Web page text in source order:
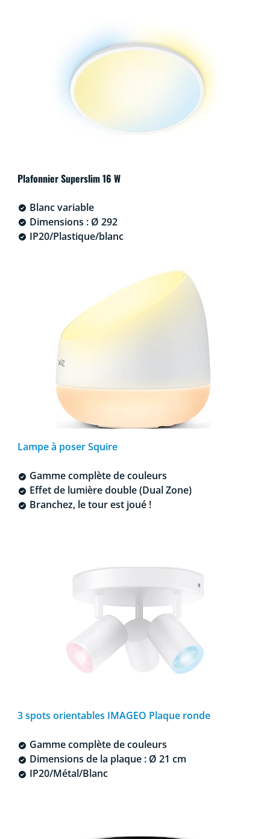
Plafonnier Superslim 16 W
Blanc variable
Dimensions : Ø 292
IP20/Plastique/blanc
Lampe à poser Squire
Gamme complète de couleurs
Effet de lumière double (Dual Zone)
Branchez, le tour est joué !
3 spots orientables IMAGEO Plaque ronde
Gamme complète de couleurs
Dimensions de la plaque : Ø 21 cm
IP20/Métal/Blanc